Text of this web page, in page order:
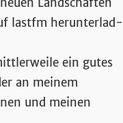
lastfm herunterlad-
ein gutes
an meinem
und meinen